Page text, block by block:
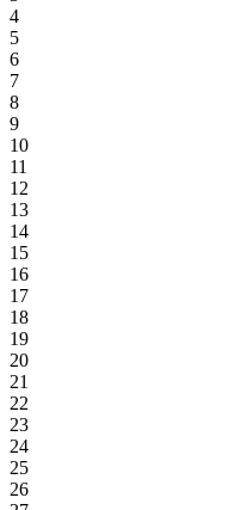
4
5
6
7
8
9
10
11
12
13
14
15
16
17
18
19
20
21
22
23
24
25
26